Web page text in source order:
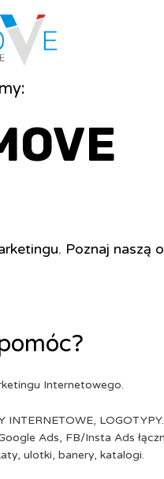
Poznaj naszą
Internetowego.
INTERNETOWE, LOGOTYPY.
Ads, FB/Insta Ads
ulotki, banery, katalogi.